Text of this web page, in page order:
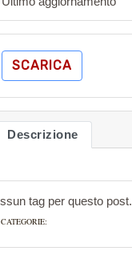
SCARICA
Descrizione
tag per questo post.
CATEGORIE: